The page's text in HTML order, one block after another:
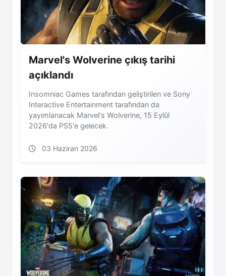
Marvel's Wolverine çıkış tarihi
açıklandı
Insomniac Games tarafından geliştirilen ve Sony
Interactive Entertainment tarafından da
yayımlanacak Marvel's Wolverine, 15 Eylül
2026'da PS5'e gelecek.
03 Haziran 2026